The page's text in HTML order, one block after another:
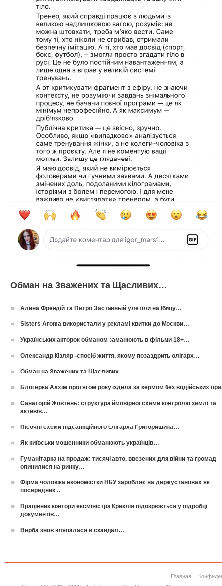
Обман на Зважених та Щасливих…
Алина Френдій та Петро Заставный улетіли на Ібицу…
Sisters Aroma використали у рекламі квитки до Москви…
Українських акторок обманом заманюють в фільми 18+…
Олександр Кізляр -спосіб життя, якому позаздрить олігарх…
Обман на Зважених та Щасливих…
Блогерка Алхім протягом року їздила за кермом без водійських
Санаторій Жовтень: структура ймовірної схеми контролю землі та
активів…
Пісочні схеми підсанкційного олігарха Григоришина…
Як київськи мошенники обманюють українців…
Гуманітарка на продаж: тисячі авто, ввезених для війни та громад
опинилися на ринку…
Фірма чоловіка економістки НБУ заробляє на держустановах як
посередник…
Працівник контори ексміністра Криклія підозрюється у підробці
документів…
Верба знов вляпалася в скандал…
Главная